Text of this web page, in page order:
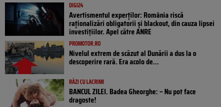
DIGI24
Avertismentul experților: România riscă
raționalizări obligatorii și blackout, din cauza lipsei
investițiilor. Apel către ANRE
PROMOTOR.RO
Nivelul extrem de scăzut al Dunării a dus la o
descoperire rară. Era acolo de...
RÂZI CU LACRIMI
BANCUL ZILEI. Badea Gheorghe: – Nu pot face
dragoste!